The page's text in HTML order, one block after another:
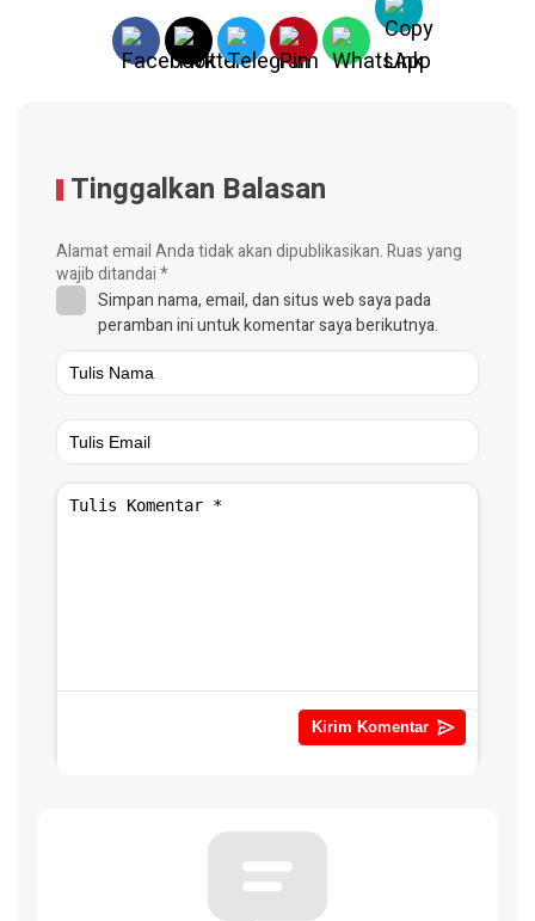
Tinggalkan Balasan
Alamat email Anda tidak akan dipublikasikan.Ruas yang
wajib ditandai*
Simpan nama, email, dan situs web saya pada
peramban ini untuk komentar saya berikutnya.